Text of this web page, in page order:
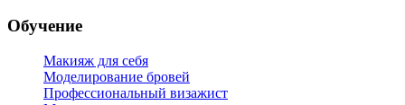
Обучение
Макияж для себя
Моделирование бровей
Профессиональный визажист